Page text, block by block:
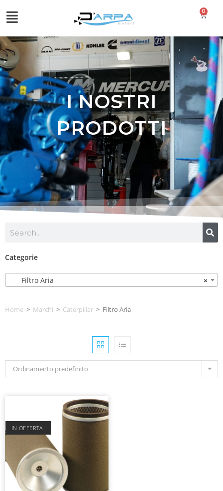
0
I NOSTRI
PRODOTTI
Categorie
×
Filtro Aria
Home > Marchi > Caterpillar > Filtro Aria
Ordinamento predefinito
IN OFFERTA!